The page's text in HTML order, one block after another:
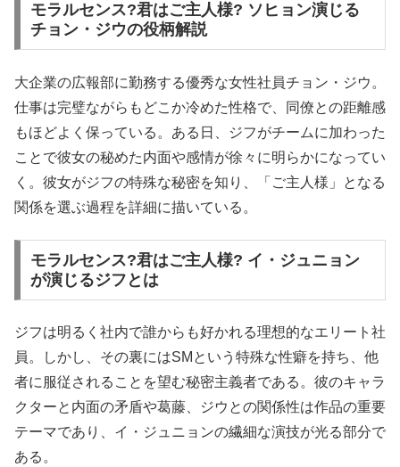
モラルセンス?君はご主人様? ソヒョン演じる
チョン・ジウの役柄解説
大企業の広報部に勤務する優秀な女性社員チョン・ジウ。
仕事は完璧ながらもどこか冷めた性格で、同僚との距離感
もほどよく保っている。ある日、ジフがチームに加わった
ことで彼女の秘めた内面や感情が徐々に明らかになってい
く。彼女がジフの特殊な秘密を知り、「ご主人様」となる
関係を選ぶ過程を詳細に描いている。
モラルセンス?君はご主人様? イ・ジュニョン
が演じるジフとは
ジフは明るく社内で誰からも好かれる理想的なエリート社
員。しかし、その裏にはSMという特殊な性癖を持ち、他
者に服従されることを望む秘密主義者である。彼のキャラ
クターと内面の矛盾や葛藤、ジウとの関係性は作品の重要
テーマであり、イ・ジュニョンの繊細な演技が光る部分で
ある。